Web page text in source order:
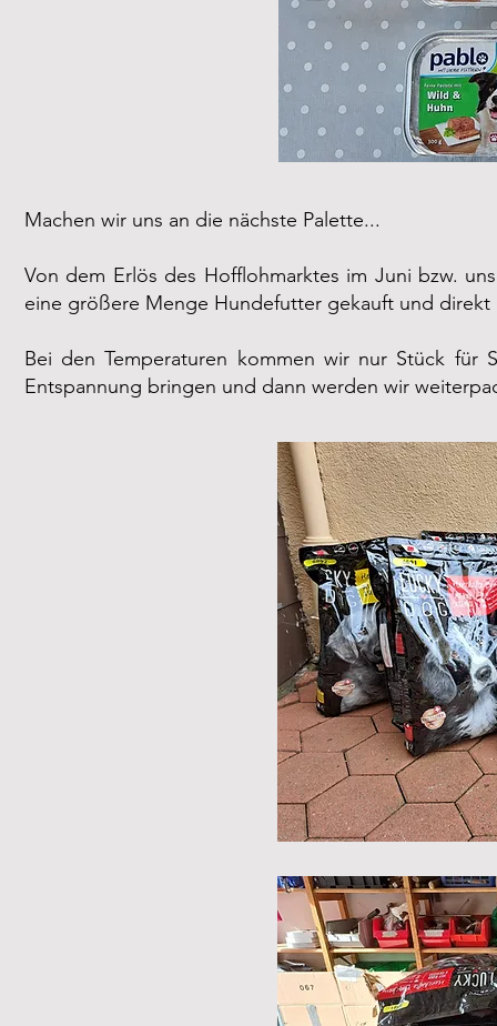
Machen wir uns an die nächste Palette...
Von dem Erlös des Hofflohmarktes im Juni bzw.
eine größere Menge Hundefutter gekauft und
Bei den Temperaturen kommen wir nur Stück für
Entspannung bringen und dann werden wir